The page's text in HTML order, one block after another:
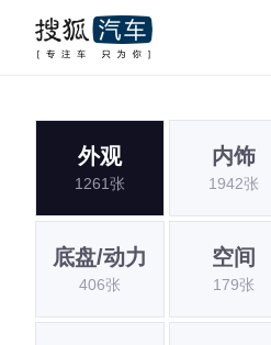
外观
1261张
内饰
1942张
底盘/动力
406张
空间
179张